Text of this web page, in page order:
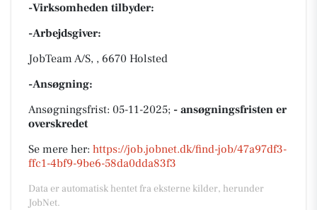
-Virksomheden tilbyder:
-Arbejdsgiver:
JobTeam A/S, , 6670 Holsted
-Ansøgning:
Ansøgningsfrist: 05-11-2025; - ansøgningsfristen er
overskredet
Se mere her: https://job.jobnet.dk/find-job/47a97df3-
ffc1-4bf9-9be6-58da0dda83f3
Data er automatisk hentet fra eksterne kilder, herunder
JobNet.